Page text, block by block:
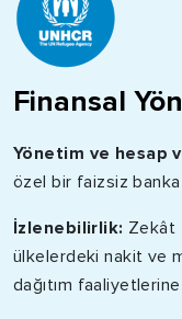
Finansal
Yönetim ve hesap
özel bir faizsiz banka
İzlenebilirlik: Zekât
ülkelerdeki nakit ve
dağıtım